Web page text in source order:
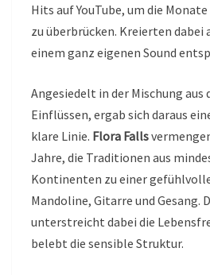
Hits auf YouTube, um die
zu überbrücken. Kreierten dabei
einem ganz eigenen Sound
Angesiedelt in der Mischung aus
Einflüssen, ergab sich daraus
klare Linie. Flora Falls
Jahre, die Traditionen aus
Kontinenten zu einer
Mandoline, Gitarre und Gesang.
unterstreicht dabei die
belebt die sensible Struktur.